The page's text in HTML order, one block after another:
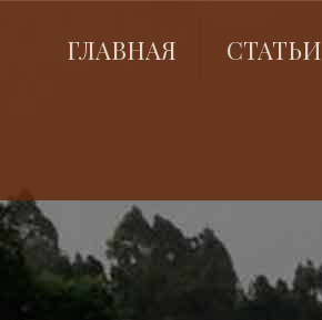
ГЛАВНАЯ СТАТЬИ